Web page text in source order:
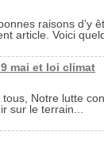
raisons d’y
article. Voici
mai et loi climat
Notre lutte
sur le terrain...